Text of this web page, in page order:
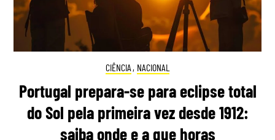
CIÊNCIA , NACIONAL
Portugal prepara-se para eclipse total
do Sol pela primeira vez desde 1912:
saiba onde e a que horas